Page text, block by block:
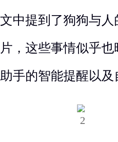
中提到了狗狗与
，这些事情似乎
手的智能提醒以